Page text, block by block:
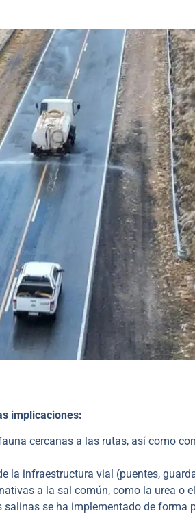
implicaciones:
cercanas a las rutas, así como
la infraestructura vial (puentes,
a la sal común, como la urea o
salinas se ha implementado de forma